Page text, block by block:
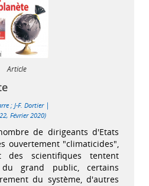
Article
; J-F. Dortier |
Février 2020)
de dirigeants d'Etats
ouvertement "climaticides",
des scientifiques tentent
grand public, certains
du système, d'autres